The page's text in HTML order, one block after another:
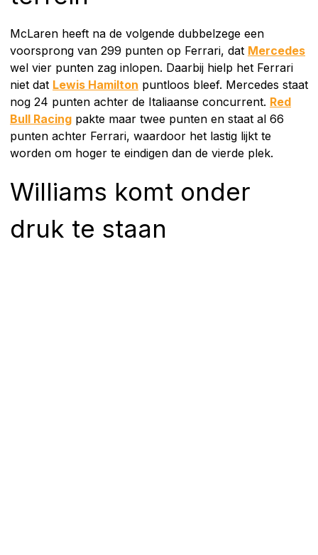
McLaren heeft na de volgende dubbelzege een
voorsprong van 299 punten op Ferrari, dat Mercedes
wel vier punten zag inlopen. Daarbij hielp het Ferrari
niet dat Lewis Hamilton puntloos bleef. Mercedes staat
nog 24 punten achter de Italiaanse concurrent. Red
Bull Racing pakte maar twee punten en staat al 66
punten achter Ferrari, waardoor het lastig lijkt te
worden om hoger te eindigen dan de vierde plek.
Williams komt onder
druk te staan